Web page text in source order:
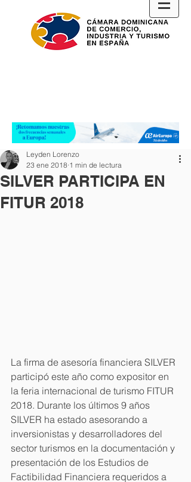
SILVER PARTICIPA EN
FITUR 2018
Leyden Lorenzo
23 ene 2018 1 min de lectura
La firma de asesoría financiera SILVER
participó este año como expositor en
la feria internacional de turismo FITUR
2018. Durante los últimos 9 años
SILVER ha estado asesorando a
inversionistas y desarrolladores del
sector turismos en la documentación y
presentación de los Estudios de
Factibilidad Financiera requeridos a